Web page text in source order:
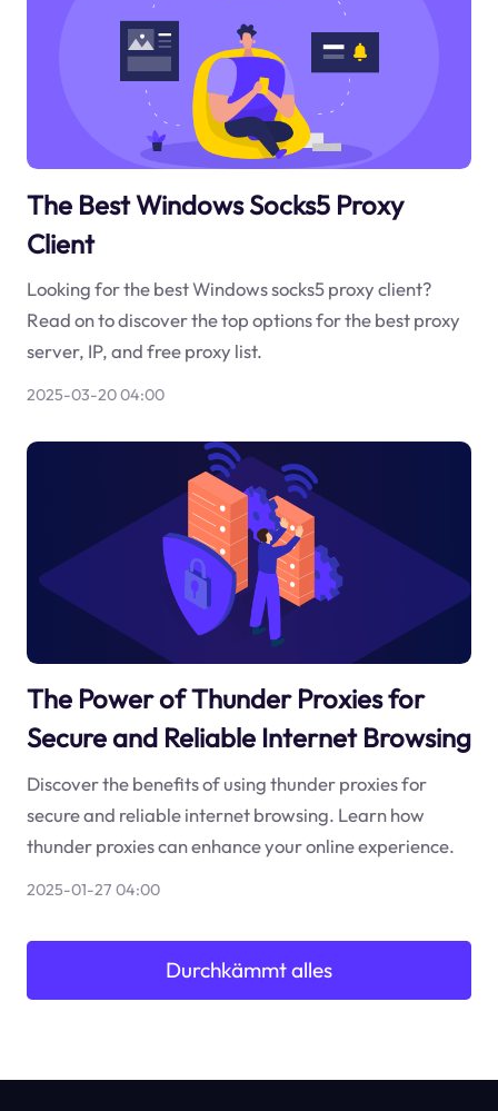
The Best Windows Socks5 Proxy
Client
Looking for the best Windows socks5 proxy client?
Read on to discover the top options for the best proxy
server, IP, and free proxy list.
2025-03-20 04:00
The Power of Thunder Proxies for
Secure and Reliable Internet Browsing
Discover the benefits of using thunder proxies for
secure and reliable internet browsing. Learn how
thunder proxies can enhance your online experience.
2025-01-27 04:00
Durchkämmt alles